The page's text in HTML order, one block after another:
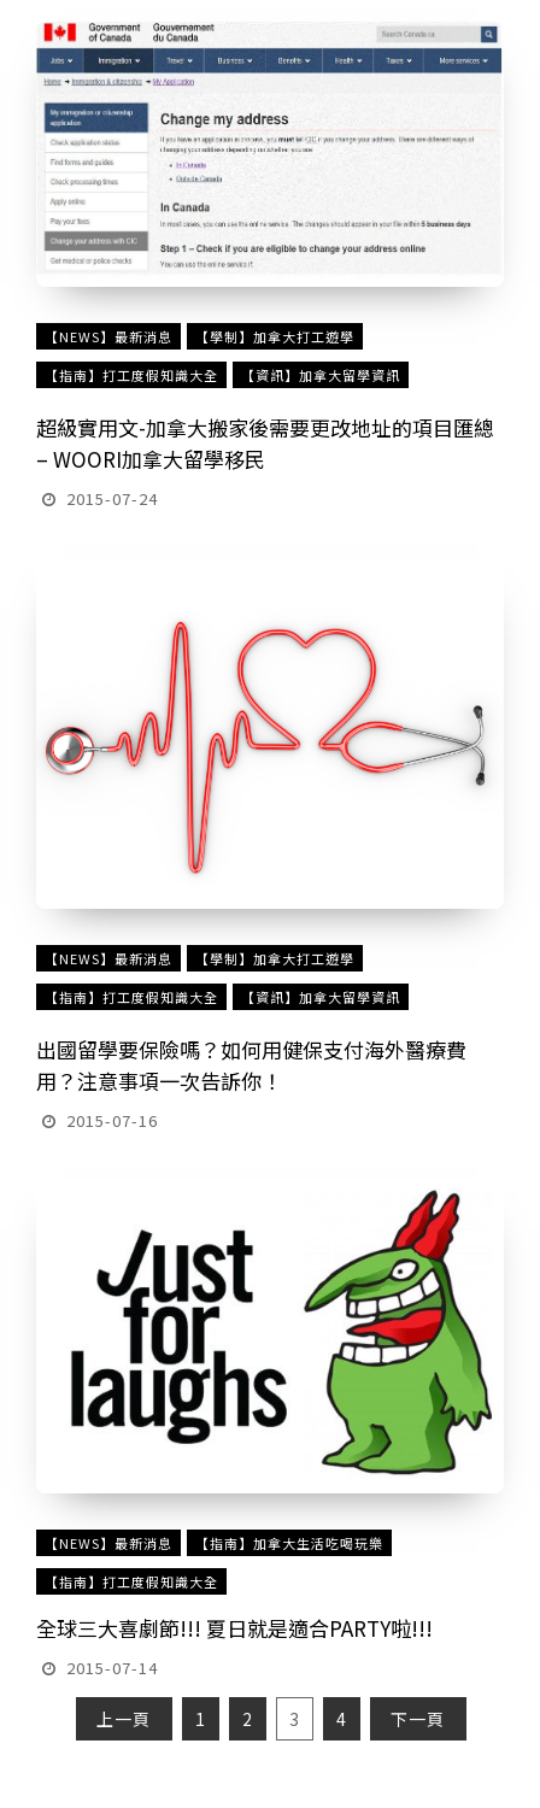
【NEWS】最新消息
【學制】加拿大打工遊學
【指南】打工度假知識大全
【資訊】加拿大留學資訊
超級實用文-加拿大搬家後需要更改地址的項目匯總
– WOORI加拿大留學移民
2015-07-24
【NEWS】最新消息
【學制】加拿大打工遊學
【指南】打工度假知識大全
【資訊】加拿大留學資訊
出國留學要保險嗎？如何用健保支付海外醫療費
用？注意事項一次告訴你！
2015-07-16
【NEWS】最新消息
【指南】加拿大生活吃喝玩樂
【指南】打工度假知識大全
全球三大喜劇節!!! 夏日就是適合PARTY啦!!!
2015-07-14
上一頁 1 2 3 4 下一頁